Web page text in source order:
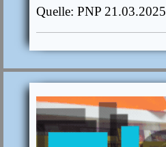
Quelle: PNP 21.03.2025